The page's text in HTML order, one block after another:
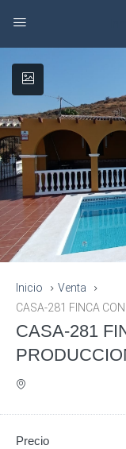
Inicio
Venta
CASA-281 FINCA
CASA-281
Precio